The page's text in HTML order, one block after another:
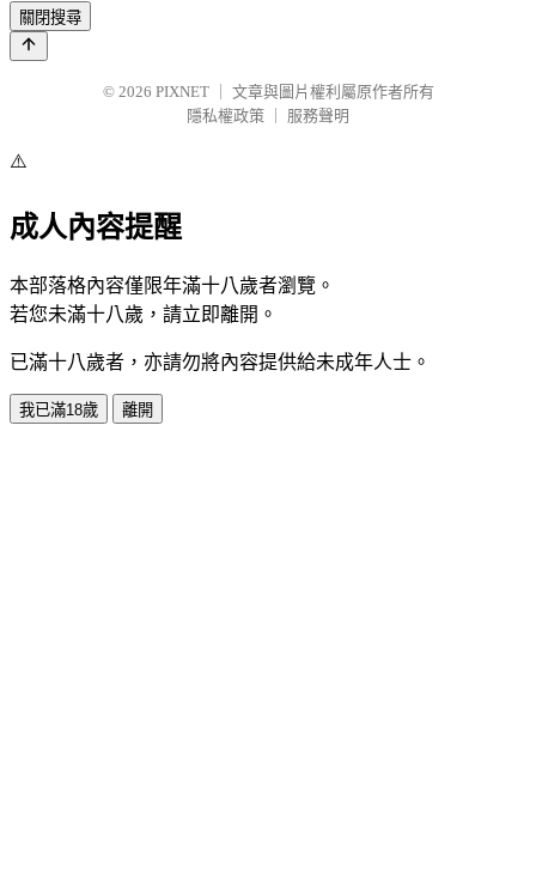
關閉搜尋
© 2026 PIXNET
文章與圖片權利屬原作者所有
隱私權政策
服務聲明
⚠️
成人內容提醒
本部落格內容僅限年滿十八歲者瀏覽。
若您未滿十八歲，請立即離開。
已滿十八歲者，亦請勿將內容提供給未成年人士。
我已滿18歲 離開